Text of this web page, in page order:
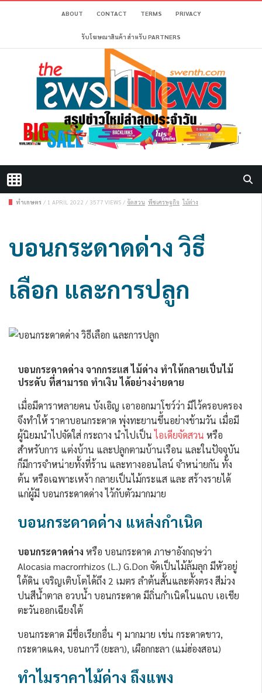
ABOUT CONTACT TERMS PRIVACY
รับโฆษณาสินค้า สำหรับ PARTNERS
ทำเกษตร / 1 APRIL 2022 / 3577 VIEWS / จัดสวน พืชเศรษฐกิจ ไม้ด่าง
บอนกระดาดด่าง วิธี
เลือก และการปลูก
บอนกระดาดด่าง จากกระแส ไม้ด่าง ทำให้กลายเป็นไม้
ประดับ ที่สามารถ ทำเงิน ได้อย่างง่ายดาย
เมื่อมีดาราหลายคน บังเอิญ เอาออกมาโชว์ว่า มีไว้ครอบครอง
จึงทำให้ ราคาบอนกระดาด พุ่งทะยานขึ้นอย่างข้ามวัน เมื่อมี
ผู้นิยมนำไปจัดใส่ กระถาง นำไปเป็นไอเดียจัดสวน หรือ
สำหรับการ แต่งบ้าน และปลูกตามบ้านเรือน และในปัจจุบัน
ก็มีการจำหน่ายทั้งที่ร้าน และทางออนไลน์ จำหน่ายกัน ทั้ง
ต้น หรือเฉพาะเหง้า กลายเป็นไม้กระแส และ สร้างรายได้
แก่ผู้มี บอนกระดาดด่าง ไว้กับตัวมากมาย
บอนกระดาดด่าง แหล่งกำเนิด
บอนกระดาดด่าง หรือ บอนกระดาด ภาษาอังกฤษว่า
Alocasia macrorrhizos (L.) G.Don จัดเป็นไม้ล้มลุก มีหัวอยู่
ใต้ดิน เจริญเติบโตได้ถึง 2 เมตร ลำต้นสั้นและตั้งตรง สีม่วง
ปนสีน้ำตาล อวบน้ำ บอนกระดาด มีถิ่นกำเนิดในแถบ เอเชีย
ตะวันออกเฉียงใต้
บอนกระดาด มีชื่อเรียกอื่น ๆ มากมาย เช่น กระดาดขาว,
กระดาดแดง, บอนกาวี (ยะลา), เผือกกะลา (แม่ฮ่องสอน)
ทำไมราคาไม้ด่าง ถึงแพง